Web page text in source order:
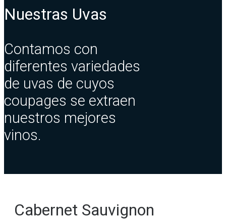
Nuestras Uvas
Contamos con
diferentes variedades
de uvas de cuyos
coupages se extraen
nuestros mejores
vinos.
Cabernet Sauvignon